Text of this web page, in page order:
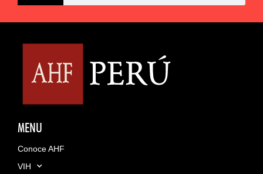
MENU
Conoce AHF
VIH